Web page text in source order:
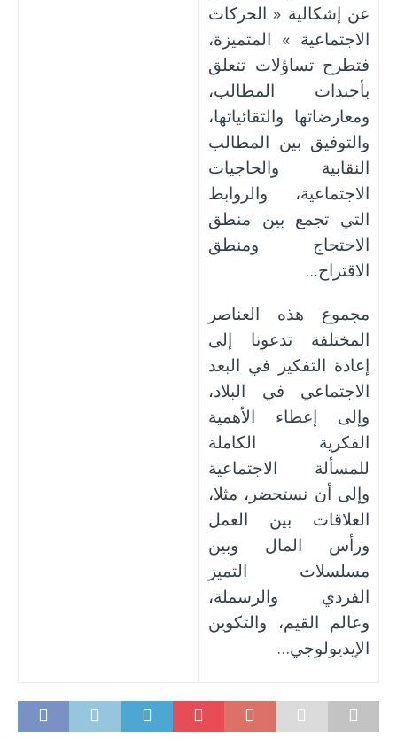
عن إشكالية « الحركات
الاجتماعية » المتميزة،
فتطرح تساؤلات تتعلق
بأجندات المطالب،
ومعارضاتها والتقائياتها،
والتوفيق بين المطالب
النقابية والحاجيات
الاجتماعية، والروابط
التي تجمع بين منطق
الاحتجاج ومنطق
الاقتراح…
مجموع هذه العناصر
المختلفة تدعونا إلى
إعادة التفكير في البعد
الاجتماعي في البلاد،
وإلى إعطاء الأهمية
الفكرية الكاملة
للمسألة الاجتماعية
وإلى أن نستحضر، مثلا،
العلاقات بين العمل
ورأس المال وبين
مسلسلات التميز
الفردي والرسملة،
وعالم القيم، والتكوين
الإيديولوجي…